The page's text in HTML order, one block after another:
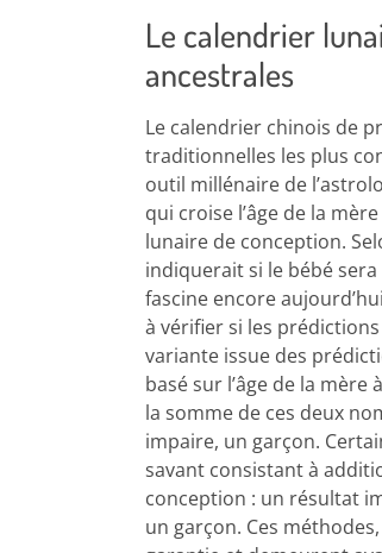
Le calendrier
ancestrales
Le calendrier chinois de
traditionnelles les plus
outil millénaire de
qui croise l’âge de la
lunaire de conception.
indiquerait si le bébé
fascine encore
à vérifier si les
variante issue des
basé sur l’âge de la
la somme de ces deux
impaire, un garçon.
savant consistant à
conception : un résultat
un garçon. Ces